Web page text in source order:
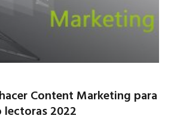
Content Marketing para
lectoras 2022